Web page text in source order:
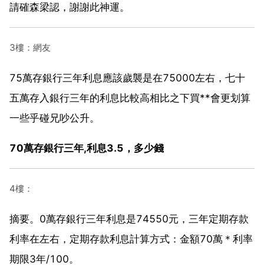
請確森梁認，謝謝此神運。
3樓：網友
75萬存銀行三年利息應該歲襲是在75000左右，七十
五萬存入銀行三年的利息比較高相比之下買**會更划算
一些乎碰兄吵公升。
70萬存銀行三年,利息3.5，多少錢
4樓：
摘要。0萬存銀行三年利息是74550元，三年定期存款
利率在左右，定期存款利息計算方式：金額70萬＊利率
期限3年/100。